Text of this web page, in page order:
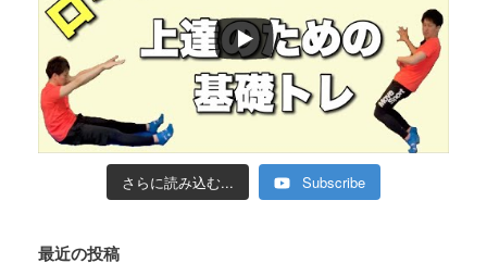
さらに読み込む... Subscribe
最近の投稿